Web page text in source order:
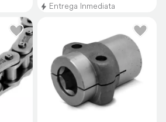
Entrega Inmediata